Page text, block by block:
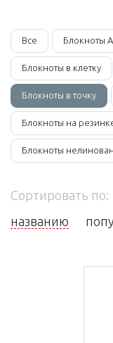
Все Блокноты
Блокноты в клетку
Блокноты в точку
Блокноты на
Блокноты
Сортировать по:
названию